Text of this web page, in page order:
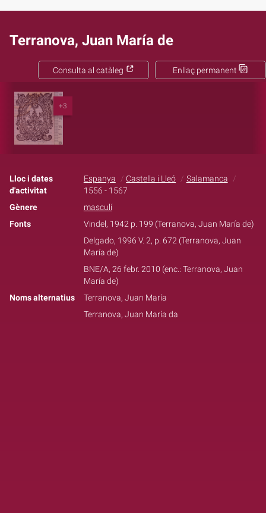
Terranova, Juan María de
Enllaç permanent
Consulta al catàleg
+3
Lloc i dates
d'activitat
Espanya Castella i Lleó
Salamanca
1556 - 1567
Gènere
masculí
Fonts
Vindel, 1942 p. 199 (Terranova, Juan María de)
Delgado, 1996 V. 2, p. 672 (Terranova, Juan
María de)
BNE/A, 26 febr. 2010 (enc.: Terranova, Juan
María de)
Noms alternatius
Terranova, Juan María
Terranova, Juan María da